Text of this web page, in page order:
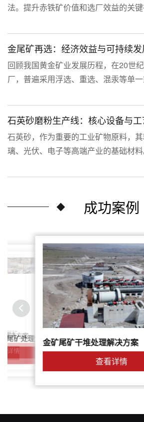
法。提升赤铁矿价值和选厂效益的关
而，赤铁矿往往存在嵌布粒度细、易
等特征。利用传统的浮选工艺进行处
矿品位不稳定、药剂成本高等问题。
金尾矿再选：经济效益与可持续
回顾我国黄金矿业发展历程，在20世
厂，普遍采用浮选、重选、混汞等单
时选矿工艺水平的限制，回收率普遍
裹金或与特定矿物共生的金流失到尾
济损失。
石英砂磨粉生产线：核心设备与
石英砂，作为重要的工业矿物原料，
璃、光伏、电子等高端产业的基础材
附加值的粉体，离不开一套专业的石
文将从设备、工艺到应用，为您全面
成功案例
尾矿
解决方案
详情
尾矿处理解决方案简介金矿尾矿干堆处理解决方案
查看详情
鑫海尾矿
解决方案